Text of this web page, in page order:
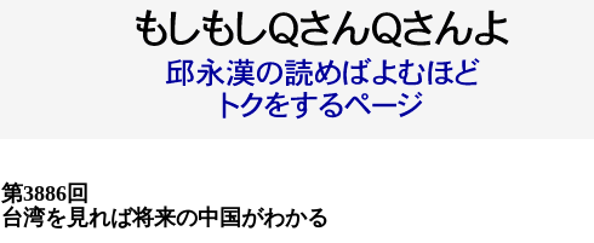
第3886回
台湾を見れば将来の中国がわかる